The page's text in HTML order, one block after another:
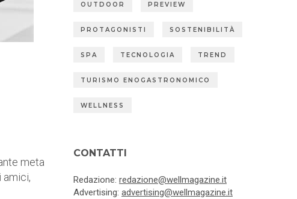
meta
amici,
OUTDOOR PREVIEW
PROTAGONISTI SOSTENIBILITÀ
SPA TECNOLOGIA TREND
TURISMO ENOGASTRONOMICO
WELLNESS
CONTATTI
Redazione: redazione@wellmagazine.it
Advertising: advertising@wellmagazine.it